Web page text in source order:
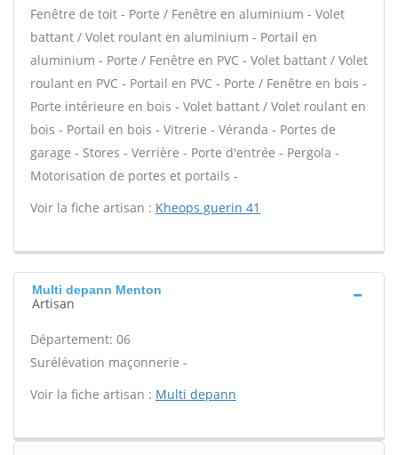
Fenêtre de toit - Porte / Fenêtre en aluminium - Volet
battant / Volet roulant en aluminium - Portail en
aluminium - Porte / Fenêtre en PVC - Volet battant / Volet
roulant en PVC - Portail en PVC - Porte / Fenêtre en bois -
Porte intérieure en bois - Volet battant / Volet roulant en
bois - Portail en bois - Vitrerie - Véranda - Portes de
garage - Stores - Verrière - Porte d'entrée - Pergola -
Motorisation de portes et portails -
Voir la fiche artisan : Kheops guerin 41
Multi depann Menton
Artisan
Département: 06
Surélévation maçonnerie -
Voir la fiche artisan : Multi depann